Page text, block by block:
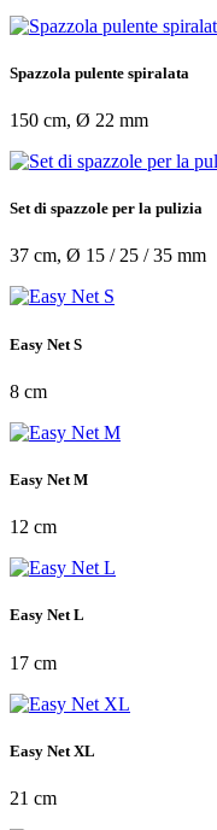
Spazzola pulente spiralata
150 cm, Ø 22 mm
Set di spazzole per la pulizia
37 cm, Ø 15 / 25 / 35 mm
Easy Net S
8 cm
Easy Net M
12 cm
Easy Net L
17 cm
Easy Net XL
21 cm